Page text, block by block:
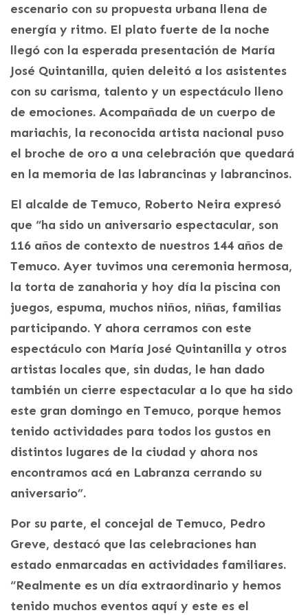
escenario con su propuesta urbana llena de
energía y ritmo. El plato fuerte de la noche
llegó con la esperada presentación de María
José Quintanilla, quien deleitó a los asistentes
con su carisma, talento y un espectáculo lleno
de emociones. Acompañada de un cuerpo de
mariachis, la reconocida artista nacional puso
el broche de oro a una celebración que quedará
en la memoria de las labrancinas y labrancinos.
El alcalde de Temuco, Roberto Neira expresó
que “ha sido un aniversario espectacular, son
116 años de contexto de nuestros 144 años de
Temuco. Ayer tuvimos una ceremonia hermosa,
la torta de zanahoria y hoy día la piscina con
juegos, espuma, muchos niños, niñas, familias
participando. Y ahora cerramos con este
espectáculo con María José Quintanilla y otros
artistas locales que, sin dudas, le han dado
también un cierre espectacular a lo que ha sido
este gran domingo en Temuco, porque hemos
tenido actividades para todos los gustos en
distintos lugares de la ciudad y ahora nos
encontramos acá en Labranza cerrando su
aniversario”.
Por su parte, el concejal de Temuco, Pedro
Greve, destacó que las celebraciones han
estado enmarcadas en actividades familiares.
“Realmente es un día extraordinario y hemos
tenido muchos eventos aquí y este es el